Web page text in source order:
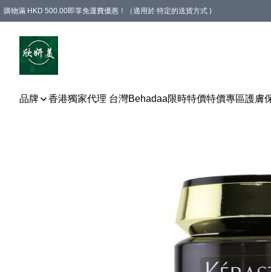
購物滿 HKD 500.00即享免運費優惠！（適用於 特定的送貨方式 )
品牌 香港獨家代理 台灣Behadaa限時特價特價專區護膚